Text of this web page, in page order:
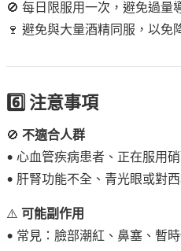
🚫 每日限服用一次，避免過量
🍷 避免與大量酒精同服，以免
6️⃣ 注意事項
🚫 不適合人群
• 心血管疾病患者、正在服用
• 肝腎功能不全、青光眼或對
⚠️ 可能副作用
• 常見：臉部潮紅、鼻塞、暫